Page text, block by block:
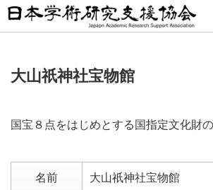
大山祇神社宝物館
国宝８点をはじめとする国指定文化財
名前 大山祇神社宝物館